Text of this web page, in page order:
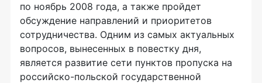
по ноябрь 2008 года, а также пройдет
обсуждение направлений и приоритетов
сотрудничества. Одним из самых актуальных
вопросов, вынесенных в повестку дня,
является развитие сети пунктов пропуска на
российско-польской государственной